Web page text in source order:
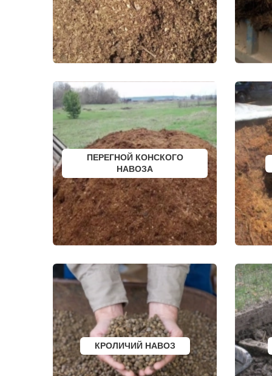
ДОМОДЕДОВО
ДОРОХОВО
ДРЕЗНА
ДРУЖБА
ДУБКИ
ДУБНА
ДУБОВАЯ РОЩА
ЖЕЛЕЗНОДОРОЖНЫЙ
ЖИЛЕВО
ЖУКОВСКИЙ
ЗАГОРЯНСКИЙ
ЗАПРУДНЯ
ЗАРАЙСК
ЗАРЕЧЬЕ
ЗВЕНИГОРОД
ЗЕЛЕНОГРАД
ЗЕЛЕНОГРАДСКИЙ
ЗНАМЯ ОКТЯБРЯ
ИВАНТЕЕВКА
ИКША
ИСТРА
КАЛИНИНЕЦ
КАШИРА
КИЕВСКИЙ
КЛИМОВСК
КЛЯЗЬМА
КНУТОВО
КОЖИНО
КОКОШКИНО
КОЛЮБАКИНО
КОММУНАРКА
КОНСТАНТИНОВО
КОРЕНЕВО
КОРОЛЕВ
КОСИНО
КОТЕЛЬНИКИ
КРАСКОВО
СОЛНЦЕВО
СОФРИНО
СОФЬИНО
СТАРАЯ
СТАРБЕЕВО
СТАРЫЙ
СТУПИНО
СХОДНЯ
СЫЧЕВО
ТАЛДОМ
ТЕМПЫ
ТИШКОВО
ТОМИЛИНО
ТРОИЦК
ТРОИЦКОЕ
ТУПИКОВО
ТУЧКОВО
УВАРОВКА
УДЕЛЬНАЯ
УЗУНОВО
ФРЯЗИНО
ФРЯНОВО
ХИМКИ
ХОРЛОВО
ХОТЬКОВО
ЧЕРЕПОВО
ЧЕРКИЗОВО
ЧЕРНОЕ
ЧЕРУСТИ
ЧЕХОВ
ПЕРЕГНОЙ КОНСКОГО
НАВОЗА
КРОЛИЧИЙ НАВОЗ